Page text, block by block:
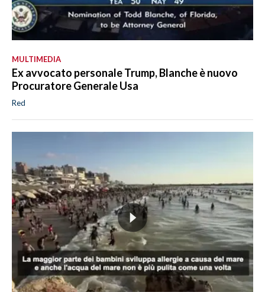
MULTIMEDIA
Ex avvocato personale Trump, Blanche è nuovo
Procuratore Generale Usa
Red